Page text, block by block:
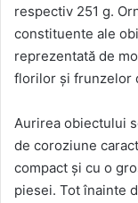
respectiv 251 g.
constituente ale
reprezentată de
florilor şi frunzelor
Aurirea obiectului
de coroziune
compact şi cu o
piesei. Tot înainte